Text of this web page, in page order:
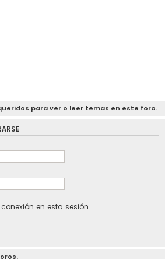
para ver o leer temas en este foro.
en esta sesión